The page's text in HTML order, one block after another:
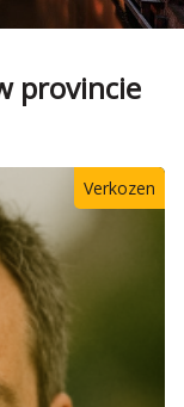
provincie
Verkozen